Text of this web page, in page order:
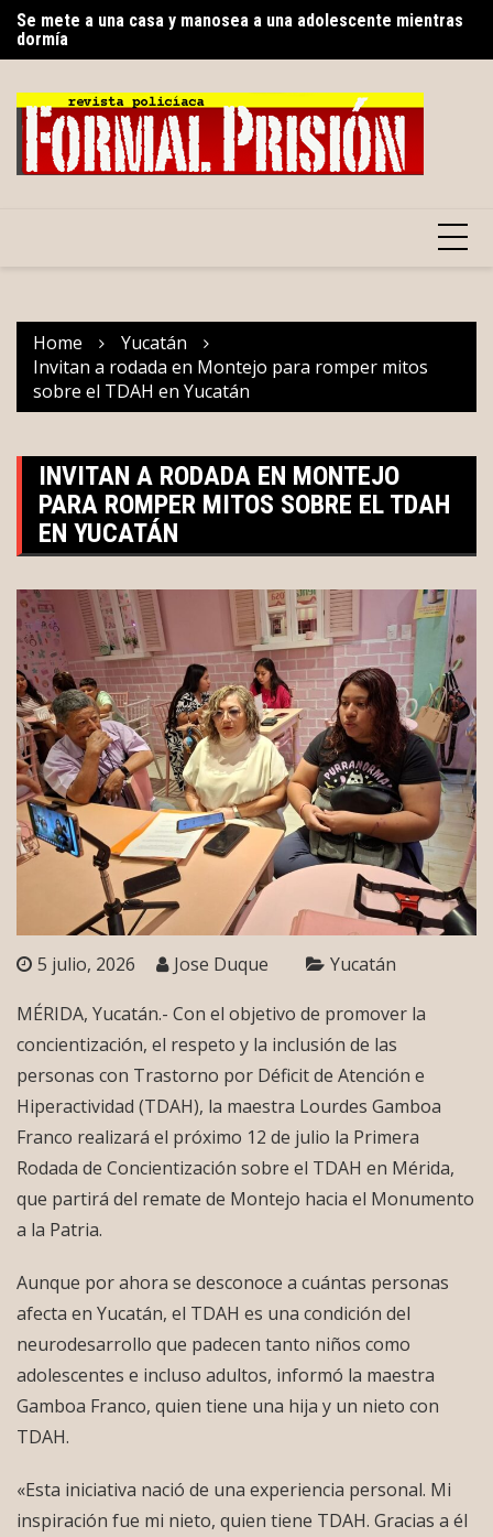
Skip
content
dormía
Reabren el Periférico de Merida
Home
Yucatán
Invitan a rodada en Montejo para romper mitos
sobre el TDAH en Yucatán
INVITAN A RODADA EN MONTEJO
PARA ROMPER MITOS SOBRE EL TDAH
EN YUCATÁN
5 julio, 2026 Jose Duque Yucatán
MÉRIDA, Yucatán.- Con el objetivo de promover la
concientización, el respeto y la inclusión de las
personas con Trastorno por Déficit de Atención e
Hiperactividad (TDAH), la maestra Lourdes Gamboa
Franco realizará el próximo 12 de julio la Primera
Rodada de Concientización sobre el TDAH en Mérida,
que partirá del remate de Montejo hacia el Monumento
a la Patria.
Aunque por ahora se desconoce a cuántas personas
afecta en Yucatán, el TDAH es una condición del
neurodesarrollo que padecen tanto niños como
adolescentes e incluso adultos, informó la maestra
Gamboa Franco, quien tiene una hija y un nieto con
TDAH.
«Esta iniciativa nació de una experiencia personal. Mi
inspiración fue mi nieto, quien tiene TDAH. Gracias a él